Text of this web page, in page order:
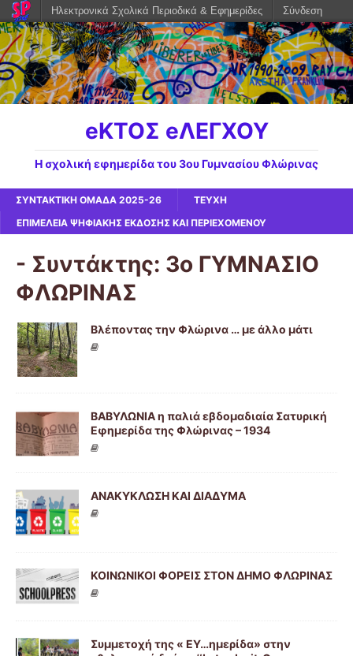
eΚΤΟΣ eΛΕΓΧΟΥ
Η σχολική εφημερίδα του 3ου Γυμνασίου Φλώρινας
ΣΥΝΤΑΚΤΙΚΗ ΟΜΑΔΑ 2025-26
ΤΕΥΧΗ
ΕΠΙΜΈΛΕΙΑ ΨΗΦΙΑΚΉΣ ΈΚΔΟΣΗΣ ΚΑΙ ΠΕΡΙΕΧΟΜΈΝΟΥ
- Συντάκτης: 3ο ΓΥΜΝΑΣΙΟ
ΦΛΩΡΙΝΑΣ
Βλέποντας την Φλώρινα … με άλλο μάτι
ΒΑΒΥΛΩΝΙΑ η παλιά εβδομαδιαία Σατυρική
Εφημερίδα της Φλώρινας – 1934
ΑΝΑΚΥΚΛΩΣΗ ΚΑΙ ΔΙΑΔΥΜΑ
ΚΟΙΝΩΝΙΚΟΙ ΦΟΡΕΙΣ ΣΤΟΝ ΔΗΜΟ ΦΛΩΡΙΝΑΣ
Συμμετοχή της « ΕΥ…ημερίδα» στην
Ηλεκτρονικά Σχολικά Περιοδικά & Εφημερίδες Σύνδεση